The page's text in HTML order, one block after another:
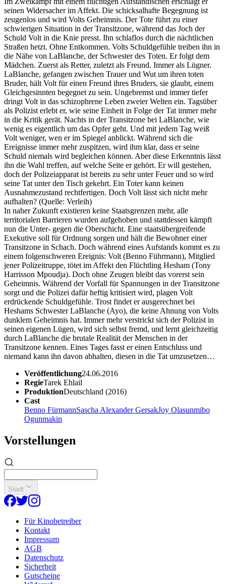
seinen Widersacher im Affekt. Die schicksalhafte Begegnung ist
zeugenlos und wird Volts Geheimnis. Der Tote führt zu einer
schwierigen Situation in der Transitzone, während das Joch der
Schuld Volt in die Knie presst. Ihn schlaflos durch die nächtlichen
Straßen hetzt. Ohne Entkommen. Volts Schuldgefühle treiben ihn in
die Nähe von LaBlanche, der Schwester des Toten. Er folgt dem
Mädchen. Zuerst als Retter, zuletzt als Freund. Immer als Lügner.
LaBlanche, gefangen zwischen Trauer und Wut um ihren toten
Bruder, hält Volt für einen Freund ihres Bruders, sie glaubt, einem
Gleichgesinnten begegnet zu sein. Ungebremst und immer tiefer
dringt Volt in das schizophrene Leben zweier Welten ein. Tagsüber
als Polizist erlebt er, wie seine Einheit in Folge der Tat immer mehr
in die Kritik gerät. Nachts in der Transitzone bei LaBlanche, wie
wenig es eigentlich um das Opfer geht. Und mit jedem Tag weiß
Volt weniger, wen er im Spiegel anblickt. Während sich die
Ereignisse immer mehr zuspitzen, wird ihm klar, dass er seine
Schuld niemals wird begleichen können. Aber diese Erkenntnis lässt
ihn die Wahl treffen, auf welche Seite er gehört. Er will gestehen,
doch der Polizeiapparat ist bereits zu sehr unter Feuer und so wird
seine Tat unter den Tisch gekehrt. Ein Toter kann keinen
Ausnahmezustand rechtfertigen. Doch Volt lässt sich nicht mehr
aufhalten? (Quelle: Verleih)
In naher Zukunft existieren keine Staatsgrenzen mehr, alle
territorialen Barrieren wurden aufgehoben und stattdessen kämpft
nun die Unter- gegen die Oberschicht. Eine staatsübergreifende
Exekutive soll für Ordnung sorgen und hält die Bewohner einer
Transitzone in Schach. Doch während eines Aufstands kommt es zu
einem folgenschweren Ereignis: Volt (Benno Führmann), Mitglied
jener Polizeitruppe, tötet im Affekt den Flüchtling Hesham (Tony
Harrisson Mpoudja). Doch ohne Zeugen bleibt das vorerst sein
Geheimnis. Während der Vorfall für Spannungen in der Transitzone
sorgt und die Polizei dafür heftig kritisiert wird, plagen Volt
erdrückende Schuldgefühle. Trost findet er ausgerechnet bei
Heshams Schwester LaBlanche (Ayo), die keine Ahnung von Volts
dunklem Geheimnis hat. Immer mehr verstrickt sich der Polizist in
seinen eigenen Lügen, wird sich selbst fremd, und lernt gleichzeitig
durch LaBlanche die brutale Realität der Menschen in der
Transitzone kennen. Eines Tages fasst er einen Entschluss und
niemand kann ihn davon abhalten, diesen in die Tat umzusetzen…
Veröffentlichung24.06.2016
RegieTarek Ehlail
ProduktionDeutschland (2016)
Cast
Benno FürmannSascha Alexander GersakJoy Olasunmibo
Ogunmakin
Vorstellungen
Stadt
Für Kinobetreiber
Kontakt
Impressum
AGB
Datenschutz
Sicherheit
Gutscheine